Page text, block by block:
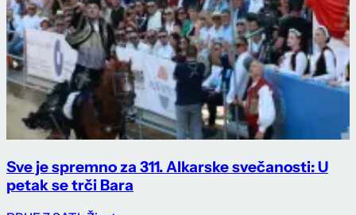
Sve je spremno za 311. Alkarske svečanosti: U
petak se trči Bara